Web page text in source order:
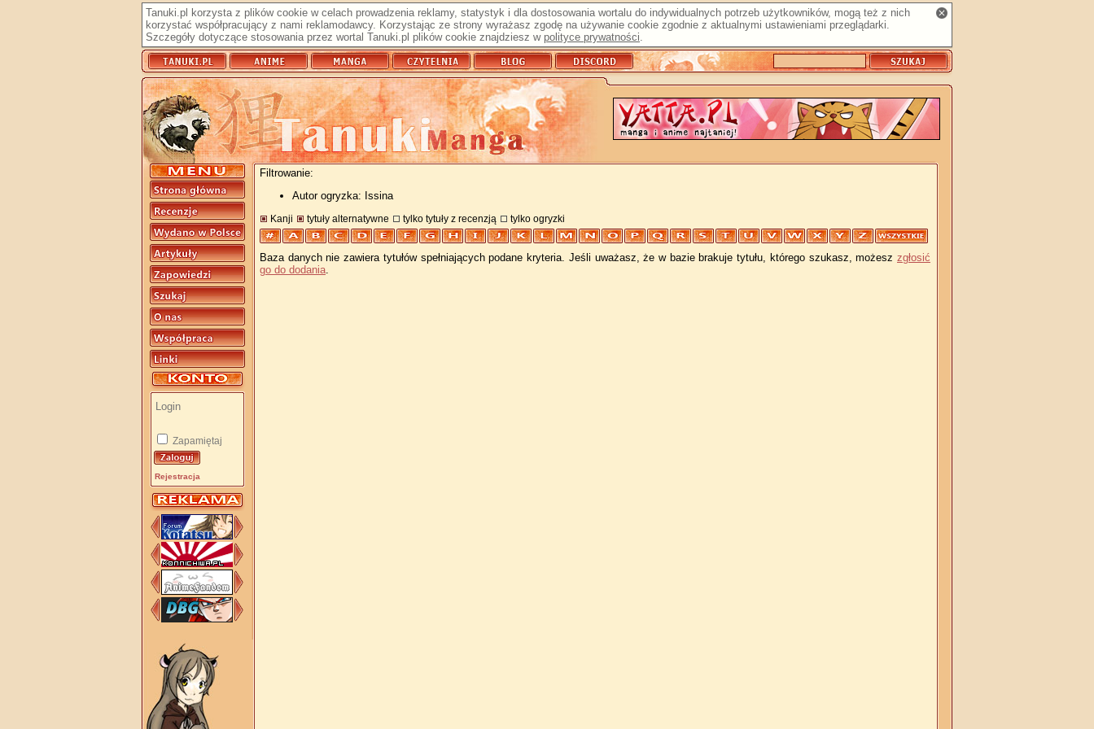
Tanuki.pl korzysta z plików cookie w celach prowadzenia reklamy, statystyk i dla dostosowania wortalu do indywidualnych potrzeb użytkowników, mogą też z nich
korzystać współpracujący z nami reklamodawcy. Korzystając ze strony wyrażasz zgodę na używanie cookie zgodnie z aktualnymi ustawieniami przeglądarki.
Szczegóły dotyczące stosowania przez wortal Tanuki.pl plików cookie znajdziesz w polityce prywatności.
Zapamiętaj
Rejestracja
Filtrowanie:
Autor ogryzka: Issina
Kanji tytuły alternatywne tylko tytuły z recenzją tylko ogryzki
Baza danych nie zawiera tytułów spełniających podane kryteria. Jeśli uważasz, że w bazie brakuje tytułu, którego szukasz, możesz zgłosić
go do dodania.